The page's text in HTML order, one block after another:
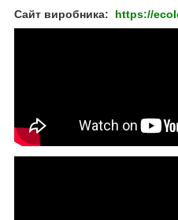
Сайт виробника: https://